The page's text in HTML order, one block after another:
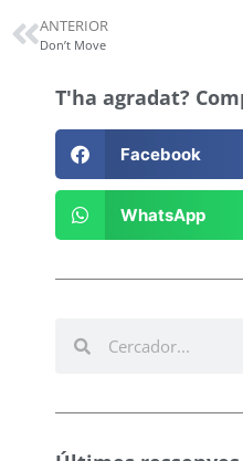
ANTERIOR
Don’t Move
T'ha agradat?
Facebook
WhatsApp